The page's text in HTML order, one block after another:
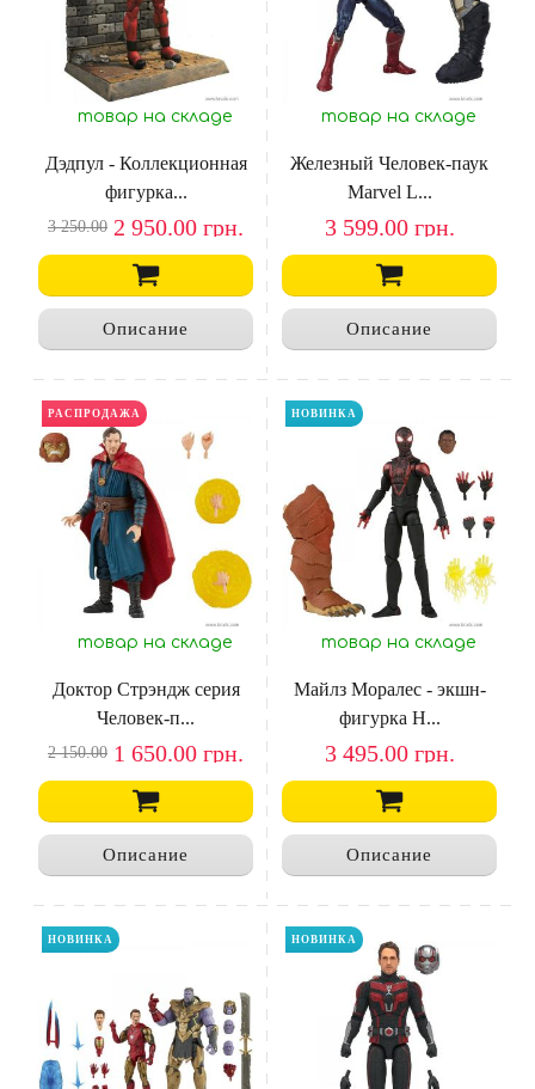
товар на складе
Дэдпул - Коллекционная
фигурка...
3 250.00 2 950.00 грн.
Описание
товар на складе
Железный Человек-паук
Marvel L...
3 599.00 грн.
Описание
НОВИНКА
РАСПРОДАЖА
товар на складе
Доктор Стрэндж серия
Человек-п...
2 150.00 1 650.00 грн.
Описание
НОВИНКА
товар на складе
Майлз Моралес - экшн-
фигурка H...
3 495.00 грн.
Описание
НОВИНКА НОВИНКА